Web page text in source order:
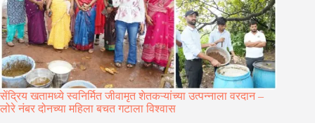
सेंद्रिय खतामध्ये स्वनिर्मित जीवामृत शेतकऱ्यांच्या उत्पन्नाला वरदान –
लोरे नंबर दोनच्या महिला बचत गटाला विश्वास